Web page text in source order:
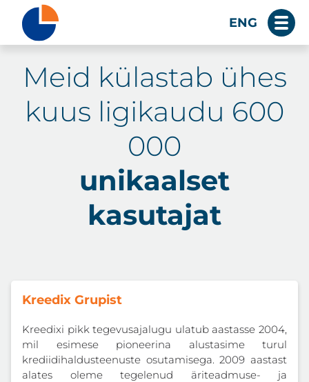
ENG
Meid külastab ühes
kuus ligikaudu 600
000
unikaalset
kasutajat
Kreedix Grupist
Kreedixi pikk tegevusajalugu ulatub aastasse 2004,
mil esimese pioneerina alustasime turul
krediidihaldusteenuste osutamisega. 2009 aastast
alates oleme tegelenud äriteadmuse- ja